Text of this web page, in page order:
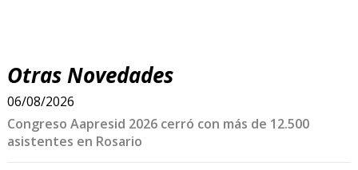
Otras Novedades
06/08/2026
Congreso Aapresid 2026 cerró con más de 12.500
asistentes en Rosario